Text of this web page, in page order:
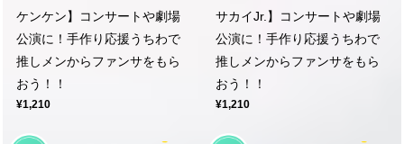
ケンケン】コンサートや劇場
公演に！手作り応援うちわで
推しメンからファンサをもら
おう！！
¥1,210
サカイJr.】コンサートや劇場
公演に！手作り応援うちわで
推しメンからファンサをもら
おう！！
¥1,210